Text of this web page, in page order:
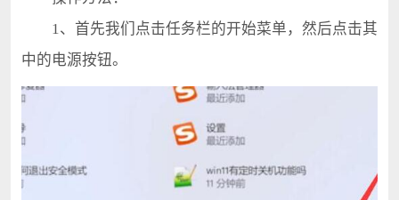
1、首先我们点击任务栏的开始菜单，然后点击其
中的电源按钮。